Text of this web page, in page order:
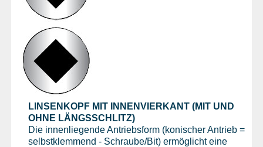
LINSENKOPF MIT INNENVIERKANT (MIT UND
OHNE LÄNGSSCHLITZ)
Die innenliegende Antriebsform (konischer Antrieb =
selbstklemmend - Schraube/Bit) ermöglicht eine